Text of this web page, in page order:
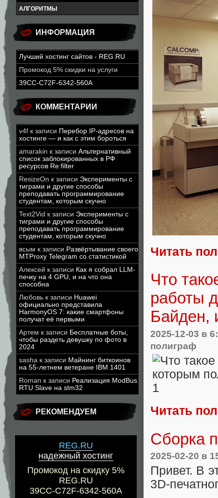
АЛГОРИТМЫ
ИНФОРМАЦИЯ
Лучший хостинг сайтов - REG.RU
Промокод 5% скидки на услуги
39CC-C72F-6342-560A
КОММЕНТАРИИ
v4f к записи Перебор IP-адресов на
хостинге — и как с этим бороться
amarakin к записи Альтернативный
список заблокированных в РФ
ресурсов Re:filter
ResizeOn к записи Эксперименты с
тиграми и другие способы
преподавать программирование
студентам, которым скучно
Text2Vid к записи Эксперименты с
тиграми и другие способы
преподавать программирование
студентам, которым скучно
всым к записи Развёртывание своего
MTProxy Telegram со статистикой
Алексей к записи Как я собрал LLM-
печку на 4 GPU, и на что она
способна
Любовь к записи Huawei
официально представила
HarmonyOS 7: какие смартфоны
получат её первыми
Артем к записи Бесплатные боты,
чтобы раздеть девушку по фото в
2024
sasha к записи Майнинг биткоинов
на 55-летнем ветеране IBM 1401
Roman к записи Реализация ModBus
RTU Slave на stm32
РЕКОМЕНДУЕМ
REG.RU
надежный хостинг
Промокод на скидку 5%
REG.RU
39CC-C72F-6342-560A
Читать
Что
работы
Байден,
2025-12-03 в
полиграф
Читать
Сборка
2025-02-20 в
Привет. В